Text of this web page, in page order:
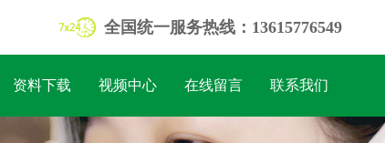
全国统一服务热线：13615776549
资料下载 视频中心 在线留言 联系我们